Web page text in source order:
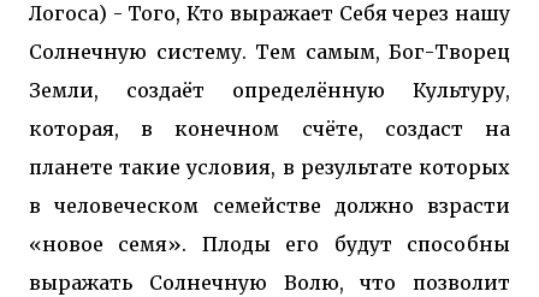
Логоса) - Того, Кто выражает Себя через нашу
Солнечную систему. Тем самым, Бог-Творец
Земли, создаёт определённую Культуру,
которая, в конечном счёте, создаст на
планете такие условия, в результате которых
в человеческом семействе должно взрасти
«новое семя». Плоды его будут способны
выражать Солнечную Волю, что позволит